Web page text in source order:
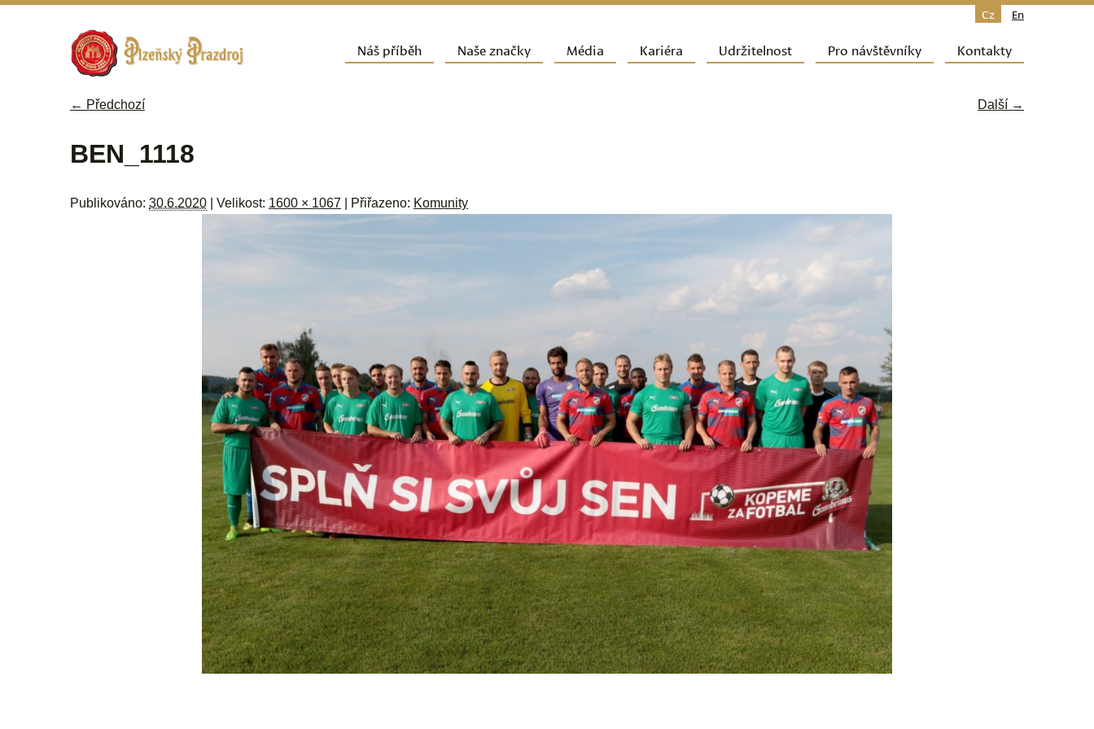
Cz En
Hlavní navigační menu
Přejít k hlavnímu obsahu webu
Náš příběh Naše značky Média Kariéra Udržitelnost Pro návštěvníky Kontakty
← Předchozí Další →
BEN_1118
Publikováno: 30.6.2020 | Velikost: 1600 × 1067 | Přiřazeno: Komunity